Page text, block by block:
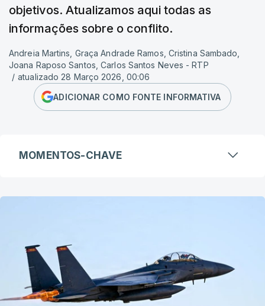
objetivos. Atualizamos aqui todas as
informações sobre o conflito.
Andreia Martins, Graça Andrade Ramos, Cristina Sambado,
Joana Raposo Santos, Carlos Santos Neves - RTP
/ atualizado 28 Março 2026, 00:06
ADICIONAR COMO FONTE INFORMATIVA
MOMENTOS-CHAVE